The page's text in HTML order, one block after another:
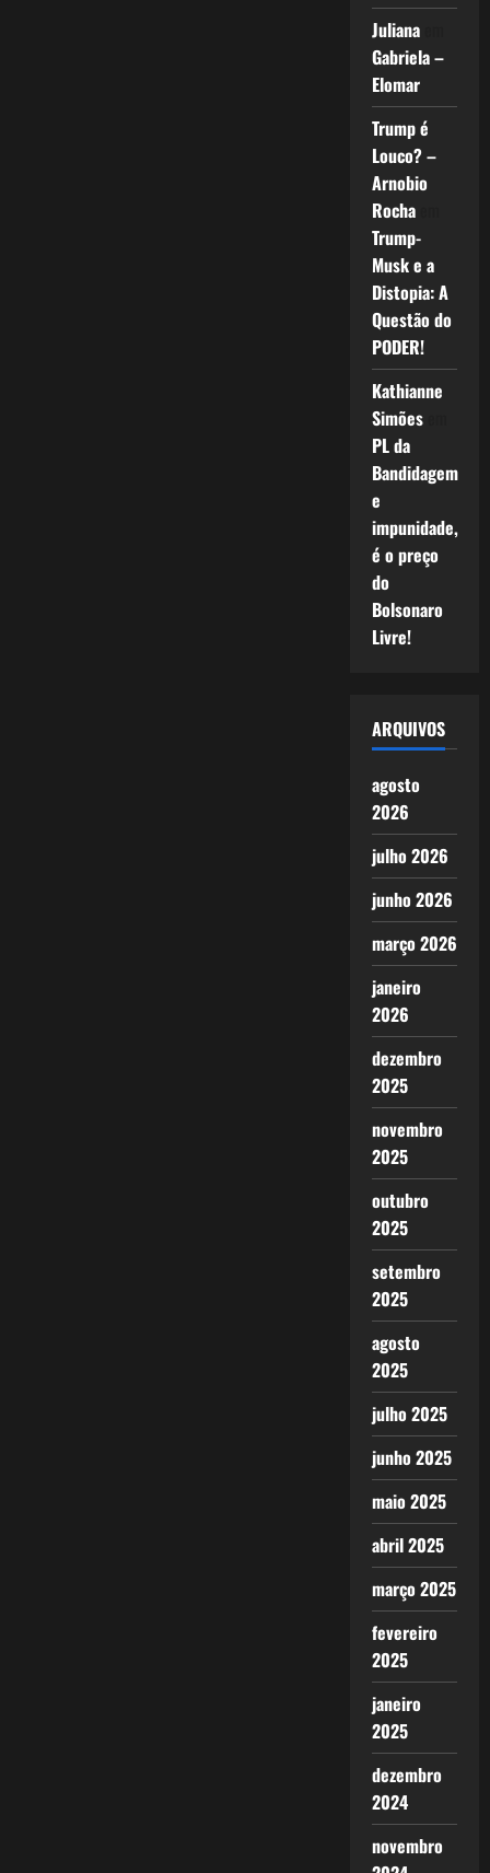
Julianaem
Gabriela –
Elomar
Trump é
Louco? –
Arnobio
Rochaem
Trump-
Musk e a
Distopia: A
Questão do
PODER!
Kathianne
Simõesem
PL da
Bandidagem
e
impunidade,
é o preço
do
Bolsonaro
Livre!
ARQUIVOS
agosto
2026
julho 2026
junho 2026
março 2026
janeiro
2026
dezembro
2025
novembro
2025
outubro
2025
setembro
2025
agosto
2025
julho 2025
junho 2025
maio 2025
abril 2025
março 2025
fevereiro
2025
janeiro
2025
dezembro
2024
novembro